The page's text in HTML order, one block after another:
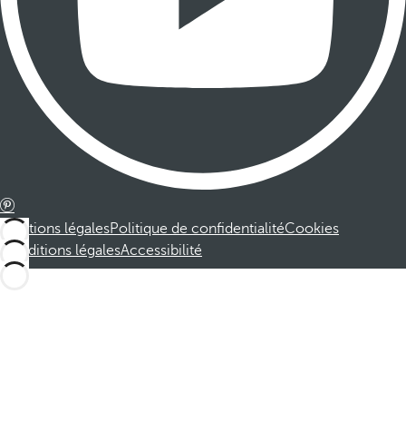
Mentions légalesPolitique de confidentialitéCookies
Conditions légalesAccessibilité